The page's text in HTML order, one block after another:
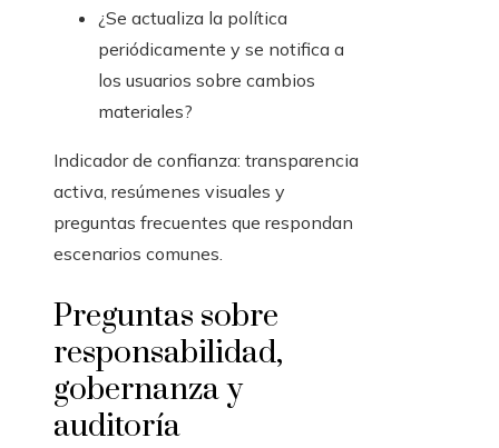
¿Se actualiza la política
periódicamente y se notifica a
los usuarios sobre cambios
materiales?
Indicador de confianza: transparencia
activa, resúmenes visuales y
preguntas frecuentes que respondan
escenarios comunes.
Preguntas sobre
responsabilidad,
gobernanza y
auditoría